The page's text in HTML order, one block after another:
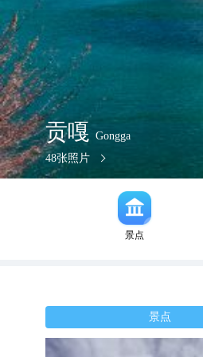
贡嘎Gongga
48张照片
景点
景点